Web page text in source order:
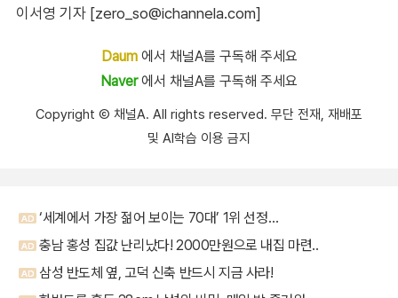
이서영 기자 [zero_so@ichannela.com]
Daum에서 채널A를 구독해 주세요
Naver에서 채널A를 구독해 주세요
Copyright Ⓒ 채널A. All rights reserved. 무단 전재, 재배포
및 AI학습 이용 금지